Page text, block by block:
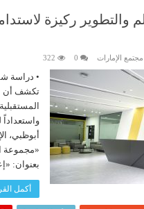
والتطوير ركيزة
مجتمع الإمارات 0
322
تكشف أن
«مجموعة
بعنوان:
أكمل